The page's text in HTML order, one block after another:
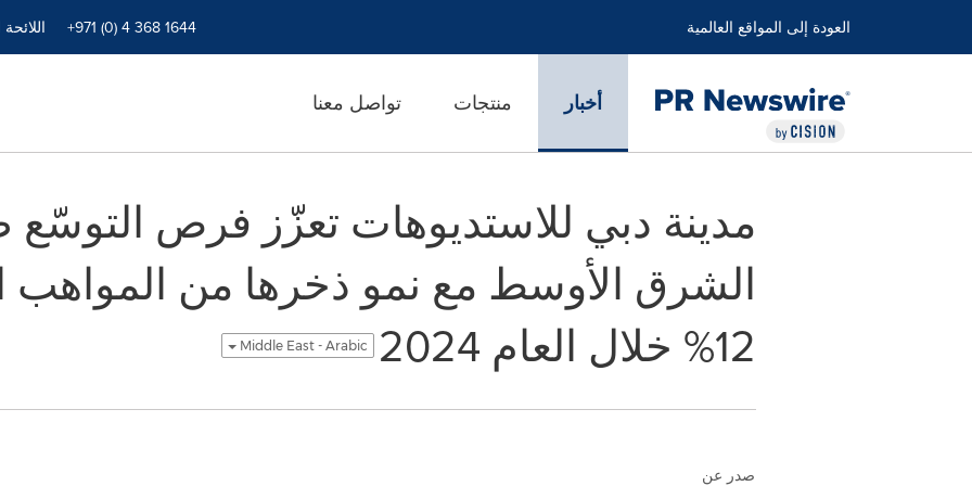
العودة إلى المواقع العالمية +971 (0) 4 368 1644
أخبار منتجات تواصل معنا
مدينة دبي للاستديوهات تعزّز فرص
الشرق الأوسط مع نمو ذخرها من المواهب
12% خلال العام 2024
Middle East - Arabic
صدر عن